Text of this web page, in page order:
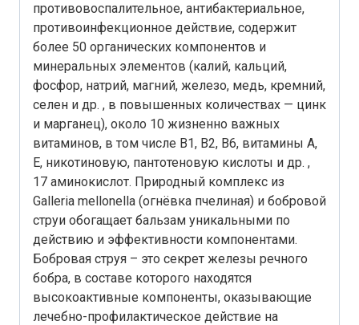
противовоспалительное, антибактериальное,
противоинфекционное действие, содержит
более 50 органических компонентов и
минеральных элементов (калий, кальций,
фосфор, натрий, магний, железо, медь, кремний,
селен и др. , в повышенных количествах — цинк
и марганец), около 10 жизненно важных
витаминов, в том числе В1, В2, В6, витамины А,
Е, никотиновую, пантотеновую кислоты и др. ,
17 аминокислот. Природный комплекс из
Galleria mellonella (огнёвка пчелиная) и бобровой
струи обогащает бальзам уникальными по
действию и эффективности компонентами.
Бобровая струя – это секрет железы речного
бобра, в составе которого находятся
высокоактивные компоненты, оказывающие
лечебно-профилактическое действие на